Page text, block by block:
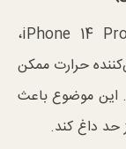
در مدل‌های حرفه‌ای آیفون مانند iPhone 14 Pro Max،
حرارت ممکن
این موضوع باعث
داغ کند.